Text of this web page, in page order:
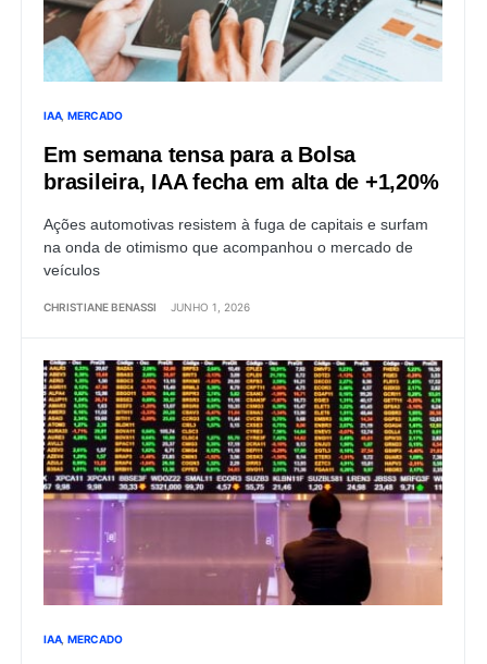
IAA MERCADO
Em semana tensa para a Bolsa
brasileira, IAA fecha em alta de +1,20%
Ações automotivas resistem à fuga de capitais e surfam
na onda de otimismo que acompanhou o mercado de
veículos
CHRISTIANE BENASSI JUNHO 1, 2026
IAA MERCADO